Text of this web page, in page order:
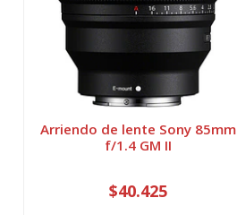
Arriendo de lente Sony 85mm
f/1.4 GM II
$40.425